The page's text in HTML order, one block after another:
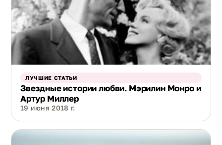
ЛУЧШИЕ СТАТЬИ
Звездные истории любви. Мэрилин Монро и
Артур Миллер
19 июня 2018 г.